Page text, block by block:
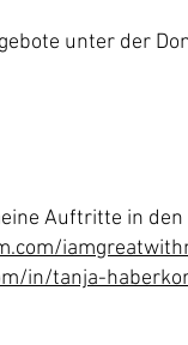
unter der
Auftritte in
in/tanja-